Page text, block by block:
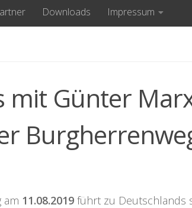
Downloads Impressum
mit Günter
am 11.08.2019 führt zu Deutschlands